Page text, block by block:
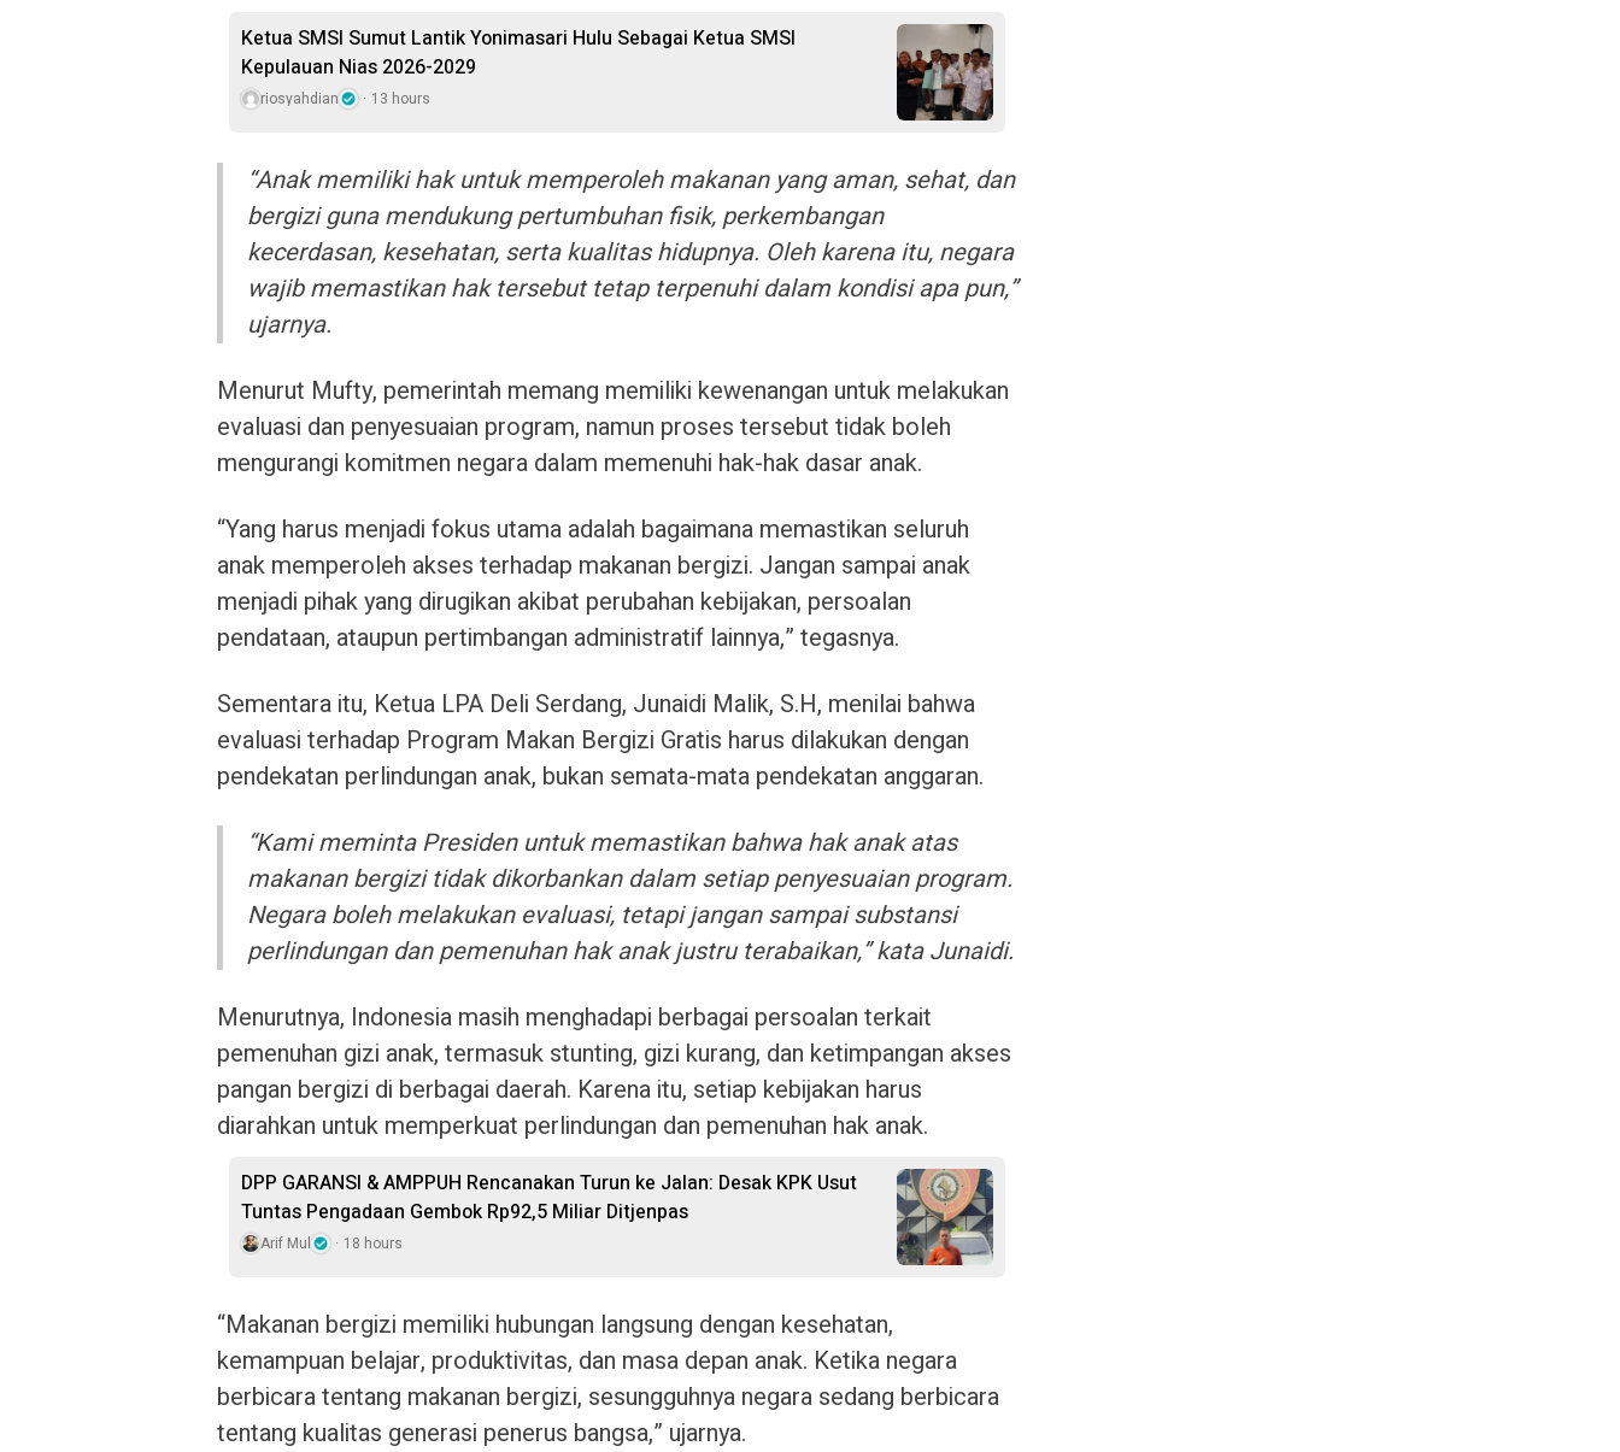
Ketua SMSI Sumut Lantik Yonimasari Hulu Sebagai Ketua SMSI
Kepulauan Nias 2026-2029
riosyahdian 13 hours
“Anak memiliki hak untuk memperoleh makanan yang aman, sehat, dan
bergizi guna mendukung pertumbuhan fisik, perkembangan
kecerdasan, kesehatan, serta kualitas hidupnya. Oleh karena itu, negara
wajib memastikan hak tersebut tetap terpenuhi dalam kondisi apa pun,”
ujarnya.
Menurut Mufty, pemerintah memang memiliki kewenangan untuk melakukan
evaluasi dan penyesuaian program, namun proses tersebut tidak boleh
mengurangi komitmen negara dalam memenuhi hak-hak dasar anak.
“Yang harus menjadi fokus utama adalah bagaimana memastikan seluruh
anak memperoleh akses terhadap makanan bergizi. Jangan sampai anak
menjadi pihak yang dirugikan akibat perubahan kebijakan, persoalan
pendataan, ataupun pertimbangan administratif lainnya,” tegasnya.
Sementara itu, Ketua LPA Deli Serdang, Junaidi Malik, S.H, menilai bahwa
evaluasi terhadap Program Makan Bergizi Gratis harus dilakukan dengan
pendekatan perlindungan anak, bukan semata-mata pendekatan anggaran.
“Kami meminta Presiden untuk memastikan bahwa hak anak atas
makanan bergizi tidak dikorbankan dalam setiap penyesuaian program.
Negara boleh melakukan evaluasi, tetapi jangan sampai substansi
perlindungan dan pemenuhan hak anak justru terabaikan,” kata Junaidi.
Menurutnya, Indonesia masih menghadapi berbagai persoalan terkait
pemenuhan gizi anak, termasuk stunting, gizi kurang, dan ketimpangan akses
pangan bergizi di berbagai daerah. Karena itu, setiap kebijakan harus
diarahkan untuk memperkuat perlindungan dan pemenuhan hak anak.
DPP GARANSI & AMPPUH Rencanakan Turun ke Jalan: Desak KPK Usut
Tuntas Pengadaan Gembok Rp92,5 Miliar Ditjenpas
Arif Mul 18 hours
“Makanan bergizi memiliki hubungan langsung dengan kesehatan,
kemampuan belajar, produktivitas, dan masa depan anak. Ketika negara
berbicara tentang makanan bergizi, sesungguhnya negara sedang berbicara
tentang kualitas generasi penerus bangsa,” ujarnya.